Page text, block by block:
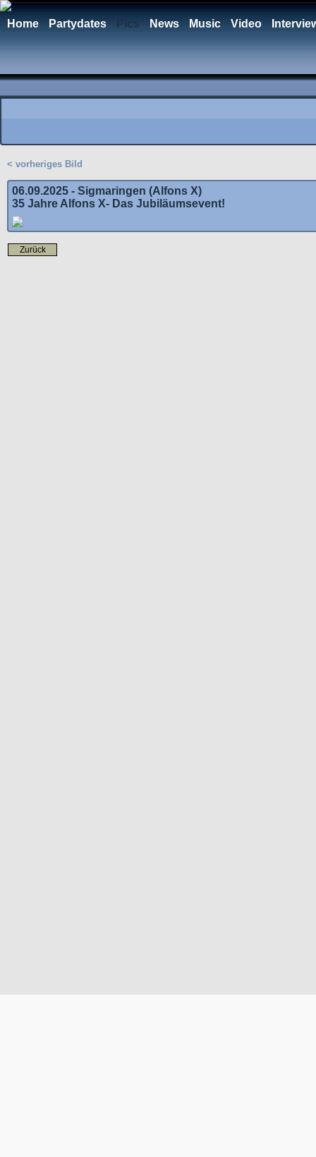
Home Partydates Pics News Music Video
< vorheriges Bild
06.09.2025 - Sigmaringen (Alfons X)
35 Jahre Alfons X- Das Jubiläumsevent!